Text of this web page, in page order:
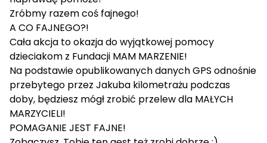
Zróbmy razem coś fajnego!
A CO FAJNEGO?!
Cała akcja to okazja do wyjątkowej pomocy
dzieciakom z Fundacji MAM MARZENIE!
Na podstawie opublikowanych danych GPS odnośnie
przebytego przez Jakuba kilometrażu podczas
doby, będziesz mógł zrobić przelew dla MAŁYCH
MARZYCIELI!
POMAGANIE JEST FAJNE!